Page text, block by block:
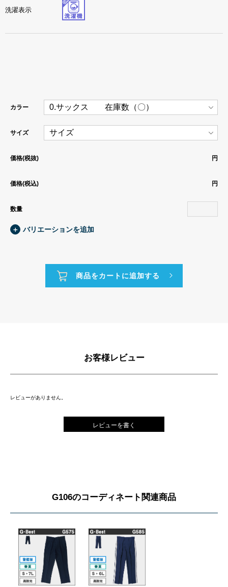
洗濯表示
カラー
サイズ
価格(税抜) 円
価格(税込) 円
数量
＋ バリエーションを追加
お客様レビュー
レビューがありません。
レビューを書く
G106のコーディネート関連商品